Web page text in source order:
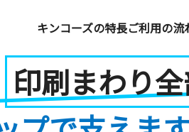
キンコーズの特長ご利用の流
印刷まわり